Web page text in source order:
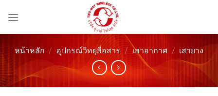
หน้าหลัก / อุปกรณ์วิทยุสื่อสาร / เสาอากาศ / เสายาง